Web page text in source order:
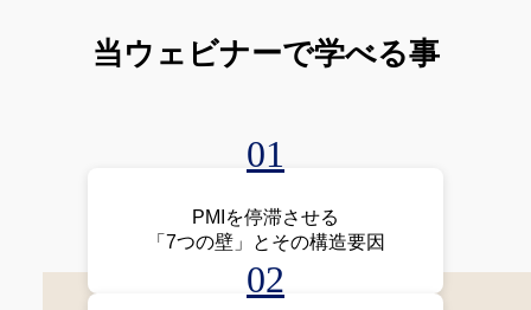
当ウェビナーで学べる事
01
PMIを停滞させる
「7つの壁」とその構造要因
02